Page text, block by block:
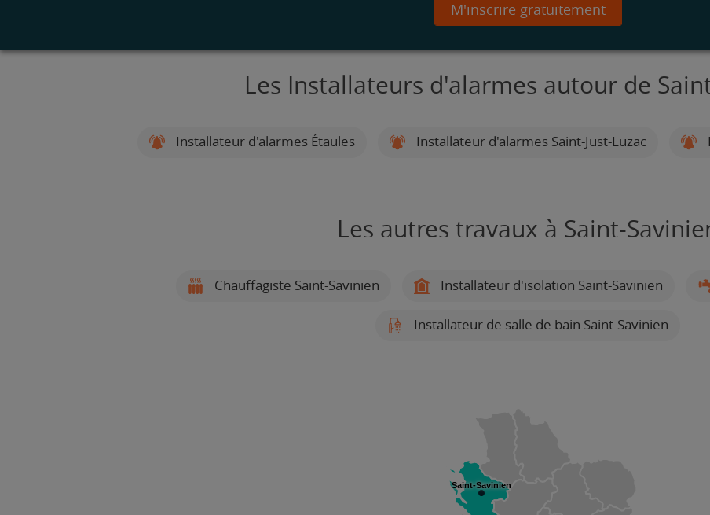
M'inscrire gratuitement
Les Installateurs d'alarmes autour de
Installateur d'alarmes Étaules Installateur d'alarmes Saint-Just-Luzac
Les autres travaux à Saint-
Chauffagiste Saint-Savinien Installateur d'isolation Saint-Savinien
Installateur de salle de bain Saint-Savinien
Saint-Savinien